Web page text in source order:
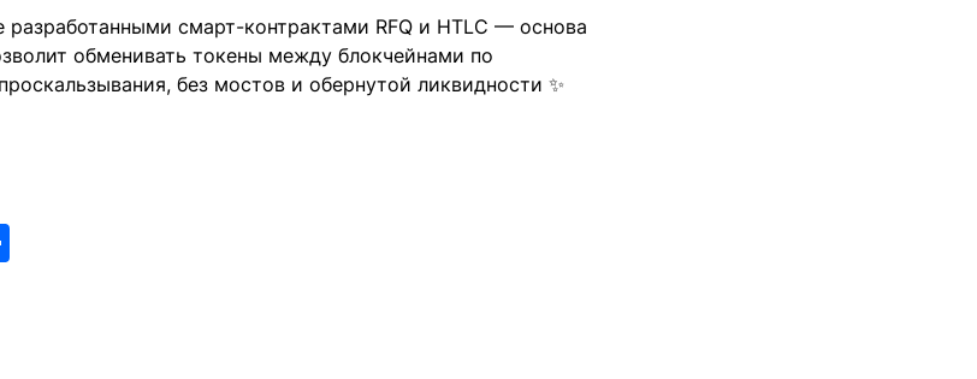
смарт-контрактами RFQ и HTLC — основа
обменивать токены между блокчейнами по
без мостов и обернутой ликвидности ✨